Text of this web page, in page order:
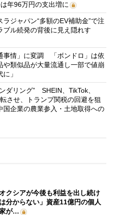
年96万円の支出増に
ラジャパン“多額のEV補助金”で注
ル続発の背後に見え隠れす
事情」に変調 「ボンドロ」は依
類似品が大量流通し一部で値崩
」
ダリング” SHEIN、TikTok、
させ、トランプ関税の回避を狙
企業の農業参入・土地取得への
オクシアが今後も利益を出し続け
分からない」資産11億円の個人
が…